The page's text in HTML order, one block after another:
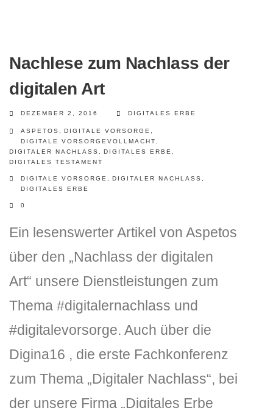
Nachlese zum Nachlass der
digitalen Art
DEZEMBER 2, 2016 DIGITALES ERBE
ASPETOS DIGITALE VORSORGE
DIGITALE VORSORGEVOLLMACHT
DIGITALER NACHLASS
DIGITALES ERBE
DIGITALES TESTAMENT
DIGITALE VORSORGE DIGITALER NACHLASS
DIGITALES ERBE
0
Ein lesenswerter Artikel von Aspetos
über den „Nachlass der digitalen
Art“ unsere Dienstleistungen zum
Thema #digitalernachlass und
#digitalevorsorge. Auch über die
Digina16 , die erste Fachkonferenz
zum Thema „Digitaler Nachlass“, bei
der unsere Firma „Digitales Erbe